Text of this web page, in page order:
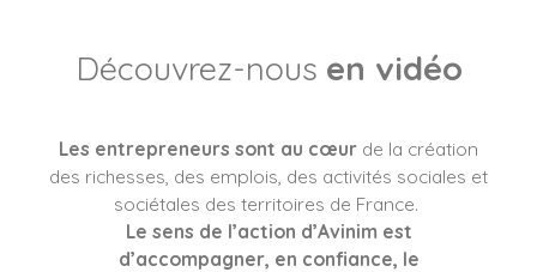
Découvrez-nous en vidéo
Les entrepreneurs sont au cœur de la création
des richesses, des emplois, des activités sociales et
sociétales des territoires de France.
Le sens de l’action d’Avinim est
d’accompagner, en confiance, le